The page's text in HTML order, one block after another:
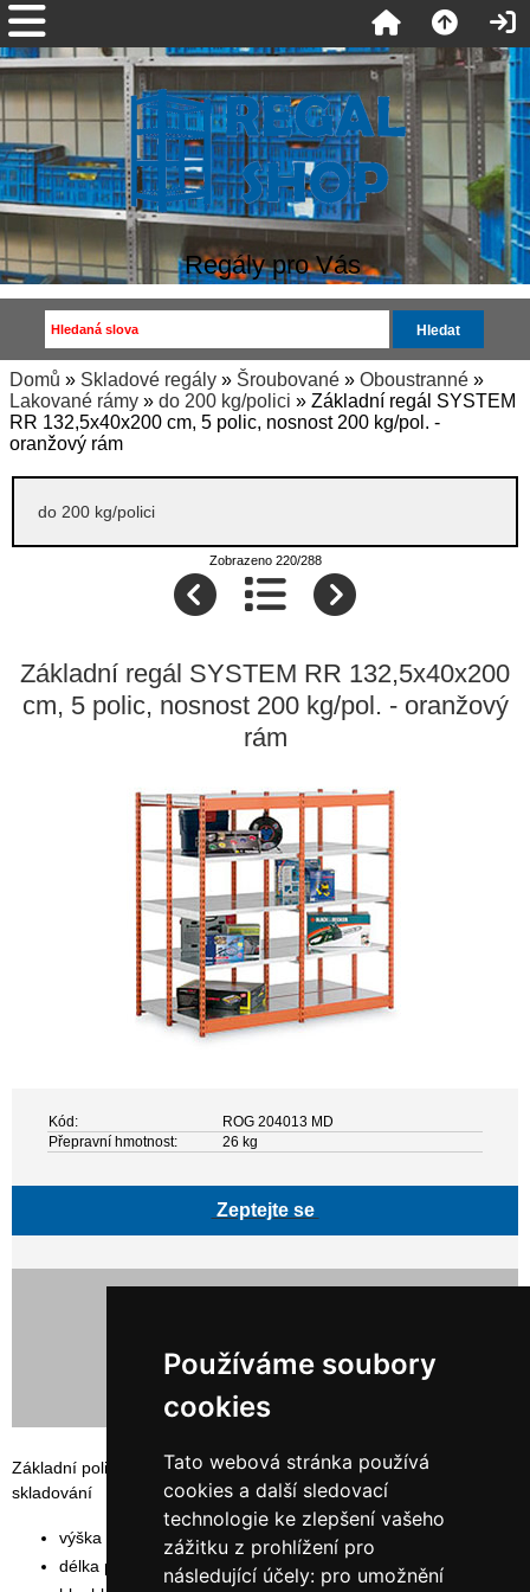
Používáme soubory
cookies
Tato webová stránka používá
cookies a další sledovací
technologie ke zlepšení vašeho
zážitku z prohlížení pro
následující účely: pro umožnění
Regály pro Vás
Domů » Skladové regály » Šroubované » Oboustranné »
Lakované rámy » do 200 kg/polici » Základní regál SYSTEM
RR 132,5x40x200 cm, 5 polic, nosnost 200 kg/pol. -
oranžový rám
do 200 kg/polici
Zobrazeno 220/288
Základní regál SYSTEM RR 132,5x40x200
cm, 5 polic, nosnost 200 kg/pol. - oranžový
rám
Kód:
ROG 204013 MD
Přepravní hmotnost:
26 kg
Zeptejte se
Základní policový, bezšroubovaný regál SYSTEM RR vhodný pro
skladování
výška rámu: 200 cm
délka polic: 132,5 cm